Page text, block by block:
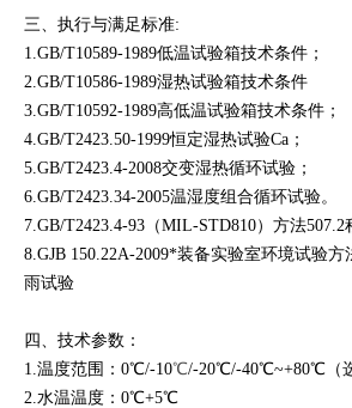
三、执行与满足标准:
1.GB/T10589-1989低温试验箱技术条件；
2.GB/T10586-1989湿热试验箱技术条件
3.GB/T10592-1989高低温试验箱技术条件；
4.GB/T2423.50-1999恒定湿热试验Ca；
5.GB/T2423.4-2008交变湿热循环试验；
6.GB/T2423.34-2005温湿度组合循环试验。
7.GB/T2423.4-93（MIL-STD810）方法507.2
8.GJB 150.22A-2009*装备实验室环境试验
雨试验
四、 技术参数：
1.温度范围：0℃/-10℃/-20℃/-40℃~+80℃（
2.水温温度：0℃+5℃